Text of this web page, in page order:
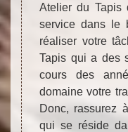
Atelier du Tapis
service dans le
réaliser votre
Tapis qui a des
cours des
domaine votre
Donc, rassurez
qui se réside